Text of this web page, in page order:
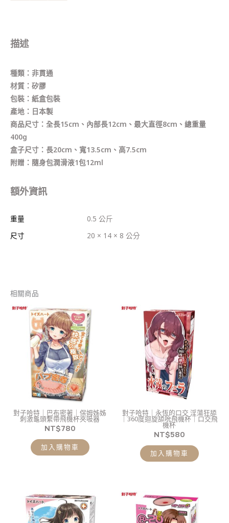
描述
種類：非貫通
材質：矽膠
包裝：紙盒包裝
產地：日本製
商品尺寸：全長15cm、內部長12cm、最大直徑8cm、總重量
400g
盒子尺寸：長20cm、寬13.5cm、高7.5cm
附贈：隨身包潤滑液1包12ml
額外資訊
重量
0.5 公斤
尺寸
20 × 14 × 8 公分
相關商品
對子哈特｜巴布密著｜保姆姊姊
刺激龜頭繫帶飛機杯夾吸器
NT$780
加入購物車
對子哈特｜永恆的口交 淫蕩狂舔
｜360度迴旋舔吮飛機杯｜口交飛
機杯
NT$580
加入購物車